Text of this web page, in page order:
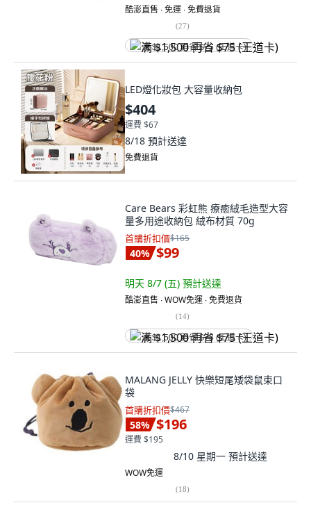
酷澎直售 ∙ 免運 ∙ 免費退貨
(27)
满 $1,500 再省 $75 (王道卡)
LED燈化妝包 大容量收納包
$404
運費 $67
8/18 預計送達
免費退貨
Care Bears 彩虹熊 療癒絨毛造型大容
量多用途收納包 絨布材質 70g
首購折扣價$165
40% $99
明天 8/7 (五) 預計送達
酷澎直售 ∙ WOW免運 ∙ 免費退貨
(14)
满 $1,500 再省 $75 (王道卡)
MALANG JELLY 快樂短尾矮袋鼠束口
袋
首購折扣價$467
58% $196
運費 $195
8/10 星期一 預計送達
WOW免運
(18)